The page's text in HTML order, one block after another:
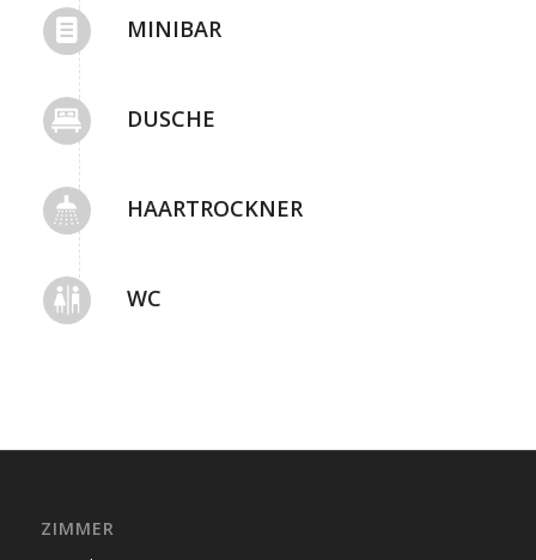
MINIBAR
DUSCHE
HAARTROCKNER
WC
ZIMMER